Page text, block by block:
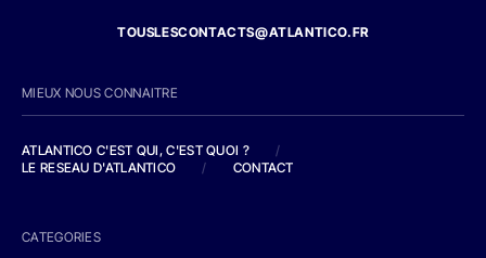
TOUSLESCONTACTS@ATLANTICO.FR
MIEUX NOUS CONNAITRE
ATLANTICO C'EST QUI, C'EST QUOI ?
/
LE RESEAU D'ATLANTICO
/ CONTACT
CATEGORIES